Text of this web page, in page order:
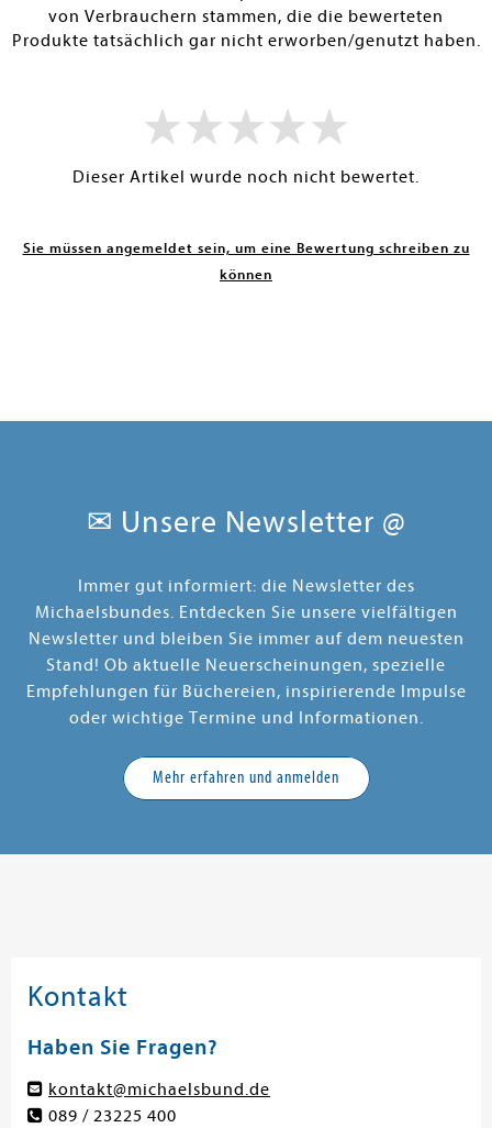
von Verbrauchern stammen, die die bewerteten
Produkte tatsächlich gar nicht erworben/genutzt haben.
Dieser Artikel wurde noch nicht bewertet.
Sie müssen angemeldet sein, um eine Bewertung schreiben zu
können
✉ Unsere Newsletter @
Immer gut informiert: die Newsletter des
Michaelsbundes. Entdecken Sie unsere vielfältigen
Newsletter und bleiben Sie immer auf dem neuesten
Stand! Ob aktuelle Neuerscheinungen, spezielle
Empfehlungen für Büchereien, inspirierende Impulse
oder wichtige Termine und Informationen.
Mehr erfahren und anmelden
Kontakt
Haben Sie Fragen?
kontakt@michaelsbund.de
089 / 23225 400